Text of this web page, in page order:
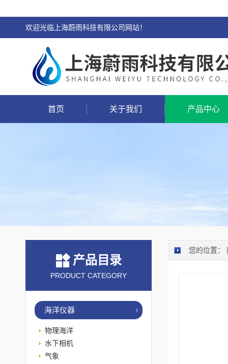
欢迎光临上海蔚雨科技有限公司网站！
首页 关于我们 产品中心
您的位置：
产品目录
PRODUCT CATEGORY
海洋仪器
物理海洋
水下相机
气象